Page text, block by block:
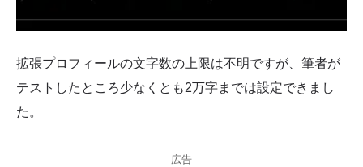
拡張プロフィールの文字数の上限は不明ですが、筆者が
テストしたところ少なくとも2万字までは設定できまし
た。
広告